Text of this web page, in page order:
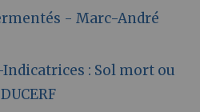
- Marc-André
: Sol mort ou